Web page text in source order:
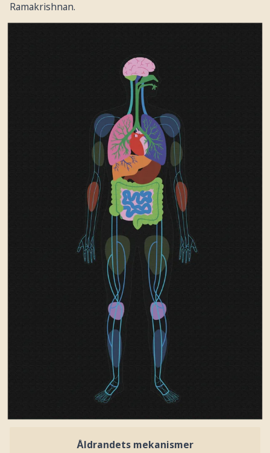
Ramakrishnan.
Åldrandets mekanismer